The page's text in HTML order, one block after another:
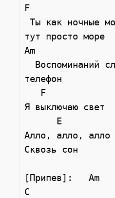
F
Ты как ночные мотыльки и их
тут просто море
Am
телефон
Я выключаю свет
Алло, алло, алло
Сквозь сон
[Припев]:   Am
С